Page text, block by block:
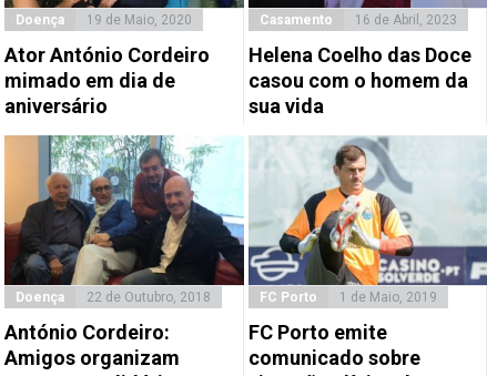
Doença 19 de Maio, 2020
Ator António Cordeiro
mimado em dia de
aniversário
Casamento 16 de Abril, 2023
Helena Coelho das Doce
casou com o homem da
sua vida
Doença 22 de Outubro, 2018
António Cordeiro:
Amigos organizam
FC Porto 1 de Maio, 2019
FC Porto emite
comunicado sobre